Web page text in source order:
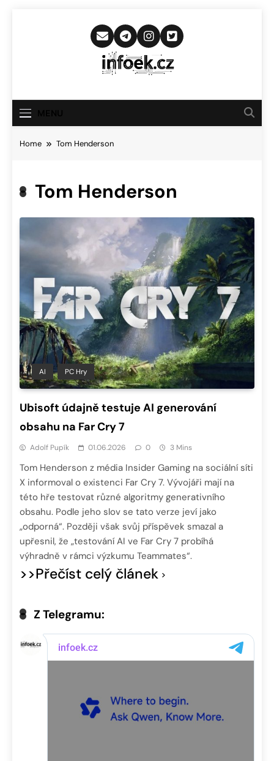
Infoek.cz
Novinkám
Home Tom Henderson
Tom Henderson
AI PC Hry
Ubisoft údajně testuje AI generování
obsahu na Far Cry 7
Adolf Pupík 01.06.2026 0 3 Mins
Tom Henderson z média Insider Gaming na sociální síti
X informoval o existenci Far Cry 7. Vývojáři mají na
této hře testovat různé algoritmy generativního
obsahu. Podle jeho slov se tato verze jeví jako
„odporná“. Později však svůj příspěvek smazal a
upřesnil, že „testování AI ve Far Cry 7 probíhá
výhradně v rámci výzkumu Teammates“.
>>Přečíst celý článek
Z Telegramu: